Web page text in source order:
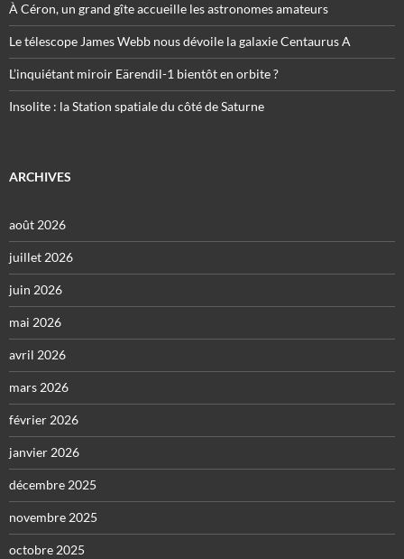
À Céron, un grand gîte accueille les astronomes amateurs
Le télescope James Webb nous dévoile la galaxie Centaurus A
L’inquiétant miroir Eärendil-1 bientôt en orbite ?
Insolite : la Station spatiale du côté de Saturne
ARCHIVES
août 2026
juillet 2026
juin 2026
mai 2026
avril 2026
mars 2026
février 2026
janvier 2026
décembre 2025
novembre 2025
octobre 2025